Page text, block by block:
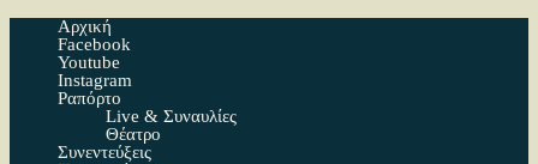
Αρχική
Facebook
Youtube
Instagram
Ραπόρτο
Live & Συναυλίες
Θέατρο
Συνεντεύξεις